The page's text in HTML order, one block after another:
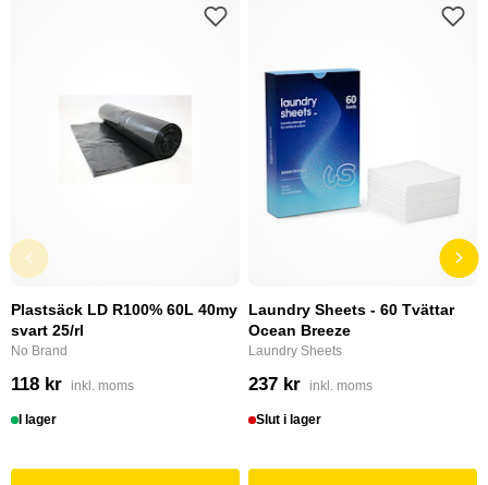
Plastsäck LD R100% 60L 40my
svart 25/rl
No Brand
118 kr inkl. moms
I lager
Laundry Sheets - 60 Tvättar
Ocean Breeze
Laundry Sheets
237 kr inkl. moms
Slut i lager